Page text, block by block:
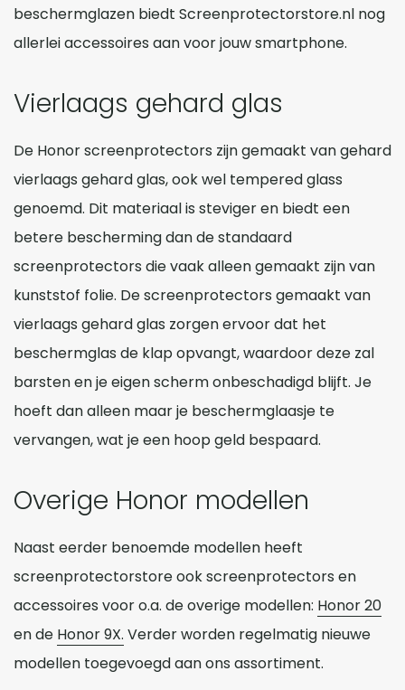
beschermglazen biedt Screenprotectorstore.nl nog
allerlei accessoires aan voor jouw smartphone.
Vierlaags gehard glas
De Honor screenprotectors zijn gemaakt van gehard
vierlaags gehard glas, ook wel tempered glass
genoemd. Dit materiaal is steviger en biedt een
betere bescherming dan de standaard
screenprotectors die vaak alleen gemaakt zijn van
kunststof folie. De screenprotectors gemaakt van
vierlaags gehard glas zorgen ervoor dat het
beschermglas de klap opvangt, waardoor deze zal
barsten en je eigen scherm onbeschadigd blijft. Je
hoeft dan alleen maar je beschermglaasje te
vervangen, wat je een hoop geld bespaard.
Overige Honor modellen
Naast eerder benoemde modellen heeft
screenprotectorstore ook screenprotectors en
accessoires voor o.a. de overige modellen: Honor 20
en de Honor 9X. Verder worden regelmatig nieuwe
modellen toegevoegd aan ons assortiment.